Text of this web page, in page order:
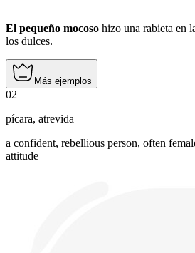
El pequeño mocoso hizo una rabieta en
los dulces.
Más ejemplos
02
pícara, atrevida
a confident, rebellious person, often
attitude